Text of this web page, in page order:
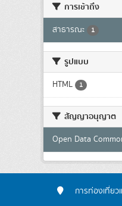
การเข้าถึง
สาธารณะ 1
รูปแบบ
HTML 1
สัญญาอนุญาต
Open Data
การท่องเที่ยว